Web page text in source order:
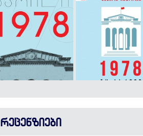
რეცენზიები